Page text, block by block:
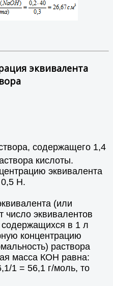
эквивалента
содержащего 1,4
кислоты.
эквивалента
0,5 Н.
(или
число эквивалентов
содержащихся в 1 л
концентрацию
раствора
масса КОН равна:
1 = 56,1 г/моль, то